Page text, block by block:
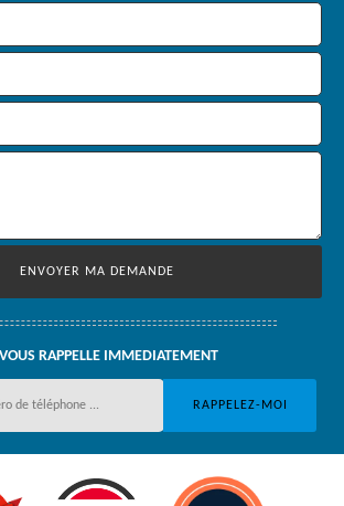
RAPPELLE IMMEDIATEMENT